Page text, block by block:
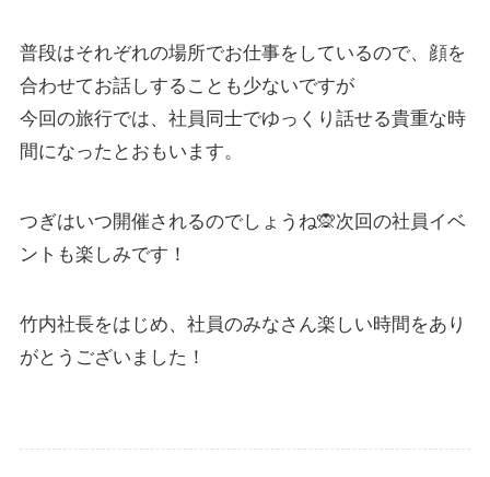
普段はそれぞれの場所でお仕事をしているので、顔を
合わせてお話しすることも少ないですが
今回の旅行では、社員同士でゆっくり話せる貴重な時
間になったとおもいます。
つぎはいつ開催されるのでしょうね🙊次回の社員イベ
ントも楽しみです！
竹内社長をはじめ、社員のみなさん楽しい時間をあり
がとうございました！